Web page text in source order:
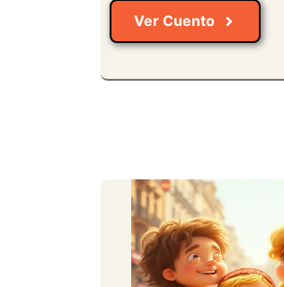
Ver Cuento